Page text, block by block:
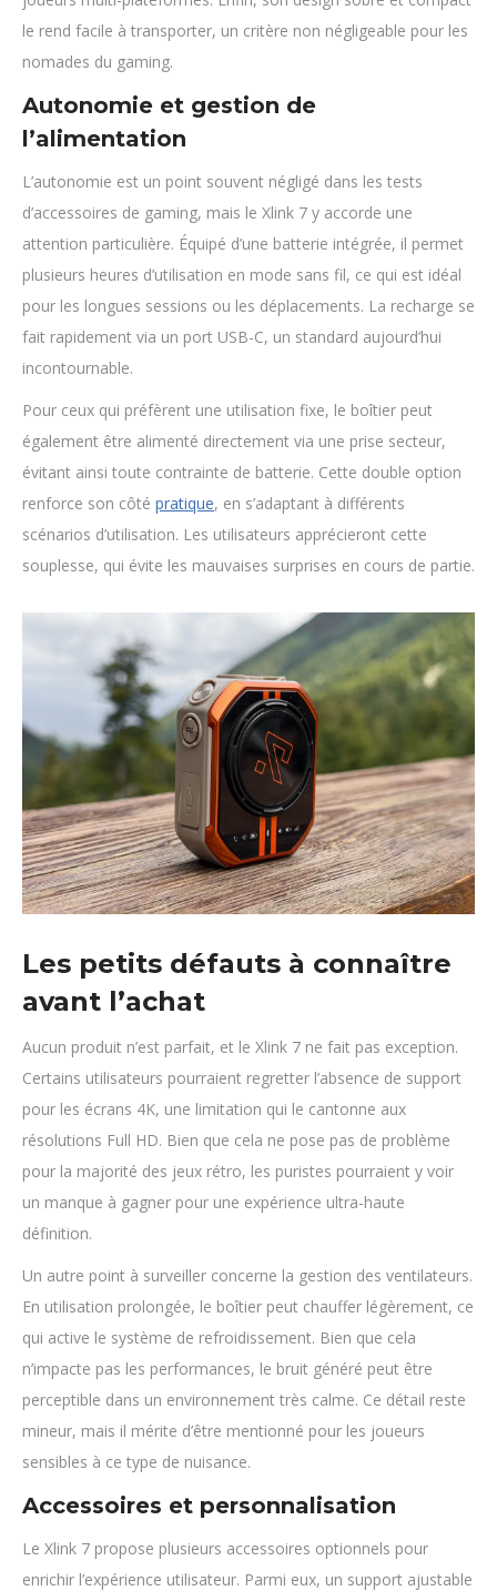
le rend facile à transporter, un critère non négligeable pour les
nomades du gaming.
Autonomie et gestion de
l’alimentation
L’autonomie est un point souvent négligé dans les tests
d’accessoires de gaming, mais le Xlink 7 y accorde une
attention particulière. Équipé d’une batterie intégrée, il permet
plusieurs heures d’utilisation en mode sans fil, ce qui est idéal
pour les longues sessions ou les déplacements. La recharge se
fait rapidement via un port USB-C, un standard aujourd’hui
incontournable.
Pour ceux qui préfèrent une utilisation fixe, le boîtier peut
également être alimenté directement via une prise secteur,
évitant ainsi toute contrainte de batterie. Cette double option
renforce son côté pratique, en s’adaptant à différents
scénarios d’utilisation. Les utilisateurs apprécieront cette
souplesse, qui évite les mauvaises surprises en cours de partie.
Les petits défauts à connaître
avant l’achat
Aucun produit n’est parfait, et le Xlink 7 ne fait pas exception.
Certains utilisateurs pourraient regretter l’absence de support
pour les écrans 4K, une limitation qui le cantonne aux
résolutions Full HD. Bien que cela ne pose pas de problème
pour la majorité des jeux rétro, les puristes pourraient y voir
un manque à gagner pour une expérience ultra-haute
définition.
Un autre point à surveiller concerne la gestion des ventilateurs.
En utilisation prolongée, le boîtier peut chauffer légèrement, ce
qui active le système de refroidissement. Bien que cela
n’impacte pas les performances, le bruit généré peut être
perceptible dans un environnement très calme. Ce détail reste
mineur, mais il mérite d’être mentionné pour les joueurs
sensibles à ce type de nuisance.
Accessoires et personnalisation
Le Xlink 7 propose plusieurs accessoires optionnels pour
enrichir l’expérience utilisateur. Parmi eux, un support ajustable